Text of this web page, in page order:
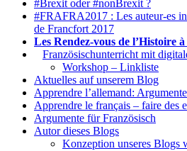
#Brexit oder #nonBrexit ?
#FRAFRA2017 : Les auteur-es
de Francfort 2017
Les Rendez-vous de l’Histoire
Französischunterricht mit
Workshop – Linkliste
Aktuelles auf unserem Blog
Apprendre l’allemand:
Apprendre le français – faire des
Argumente für Französisch
Autor dieses Blogs
Konzeption unseres Blogs